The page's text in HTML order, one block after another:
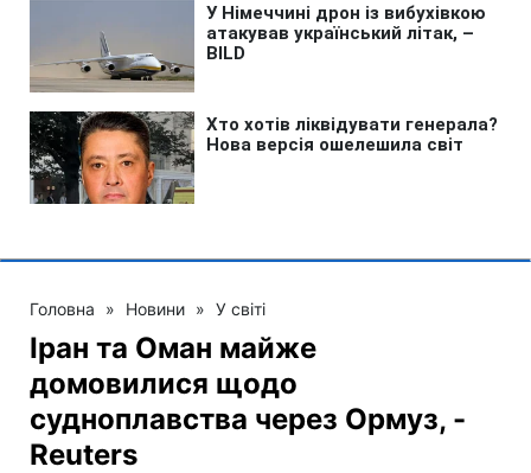
Головна » Новини » У світі
Іран та Оман майже
домовилися щодо
судноплавства через Ормуз, -
Reuters